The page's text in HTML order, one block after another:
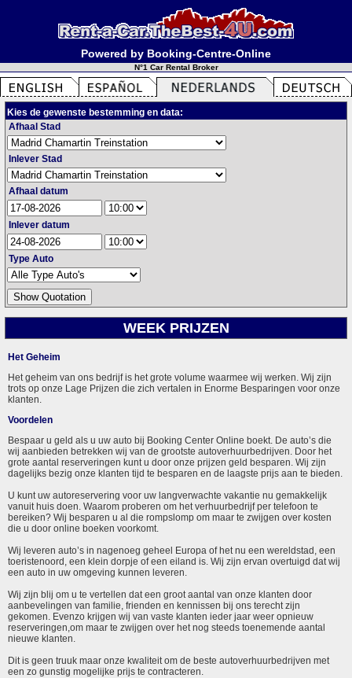
Powered by Booking-Centre-Online
N°1 Car Rental Broker
Kies de gewenste bestemming en data:
Afhaal Stad
Inlever Stad
Afhaal datum
Inlever datum
Type Auto
WEEK PRIJZEN
Het Geheim
Het geheim van ons bedrijf is het grote volume waarmee wij werken. Wij zijn
trots op onze Lage Prijzen die zich vertalen in Enorme Besparingen voor onze
klanten.
Voordelen
Bespaar u geld als u uw auto bij Booking Center Online boekt. De auto’s die
wij aanbieden betrekken wij van de grootste autoverhuurbedrijven. Door het
grote aantal reserveringen kunt u door onze prijzen geld besparen. Wij zijn
dagelijks bezig onze klanten tijd te besparen en de laagste prijs aan te bieden.
U kunt uw autoreservering voor uw langverwachte vakantie nu gemakkelijk
vanuit huis doen. Waarom proberen om het verhuurbedrijf per telefoon te
bereiken? Wij besparen u al die rompslomp om maar te zwijgen over kosten
die u door online boeken voorkomt.
Wij leveren auto’s in nagenoeg geheel Europa of het nu een wereldstad, een
toeristenoord, een klein dorpje of een eiland is. Wij zijn ervan overtuigd dat wij
een auto in uw omgeving kunnen leveren.
Wij zijn blij om u te vertellen dat een groot aantal van onze klanten door
aanbevelingen van familie, frienden en kennissen bij ons terecht zijn
gekomen. Evenzo krijgen wij van vaste klanten ieder jaar weer opnieuw
reserveringen,om maar te zwijgen over het nog steeds toenemende aantal
nieuwe klanten.
Dit is geen truuk maar onze kwaliteit om de beste autoverhuurbedrijven met
een zo gunstig mogelijke prijs te contracteren.